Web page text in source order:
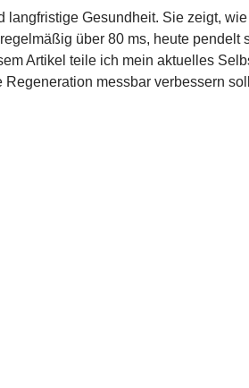
Gesundheit. Sie zeigt,
über 80 ms, heute pendelt
Artikel teile ich mein aktuelles
messbar verbessern